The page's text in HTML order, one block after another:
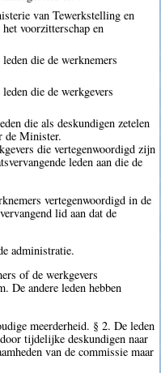
van Tewerkstelling en
voorzitterschap en
die de werknemers
die de werkgevers
die als deskundigen zetelen
de Minister.
die vertegenwoordigd zijn
leden aan die de
vertegenwoordigd in de
lid aan dat de
administratie.
of de werkgevers
De andere leden hebben
meerderheid. § 2. De leden
tijdelijke deskundigen naar
van de commissie maar